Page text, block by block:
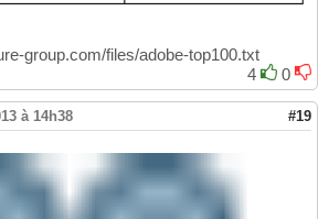
group.com/files/adobe-top100.txt
4
0
à 14h38 #19